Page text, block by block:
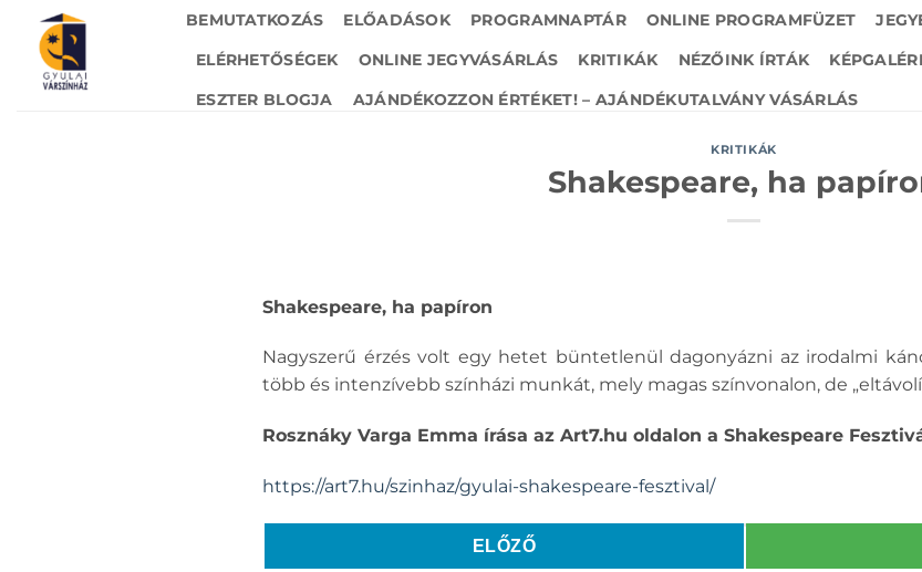
content
BEMUTATKOZÁS ELŐADÁSOK PROGRAMNAPTÁR ONLINE PROGRAMFÜZET
ELÉRHETŐSÉGEK
ONLINE JEGYVÁSÁRLÁS KRITIKÁK NÉZŐINK ÍRTÁK
ESZTER BLOGJA
AJÁNDÉKOZZON ÉRTÉKET! – AJÁNDÉKUTALVÁNY VÁSÁRLÁS
KRITIKÁK
Shakespeare, ha
Shakespeare, ha papíron
Nagyszerű érzés volt egy hetet büntetlenül dagonyázni az irodalmi
több és intenzívebb színházi munkát, mely magas színvonalon, de
Rosznáky Varga Emma írása az Art7.hu oldalon a Shakespeare
https://art7.hu/szinhaz/gyulai-shakespeare-fesztival/
ELŐZŐ